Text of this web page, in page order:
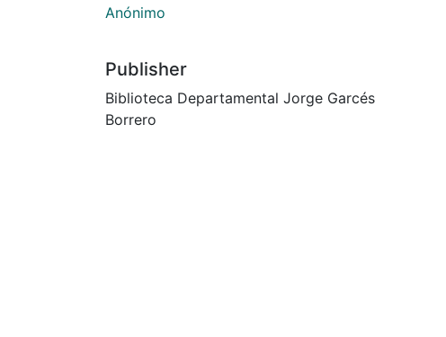
Anónimo
Publisher
Biblioteca Departamental Jorge Garcés
Borrero